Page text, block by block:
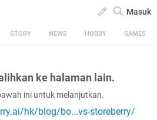
Masuk
STORY NEWS HOBBY GAMES
ke halaman lain.
ini untuk melanjutkan.
hk/blog/bo...vs-storeberry/